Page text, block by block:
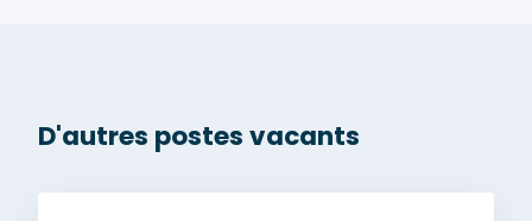
D'autres postes vacants